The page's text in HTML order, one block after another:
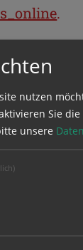
.
und
nutzen
Sie die
unsere